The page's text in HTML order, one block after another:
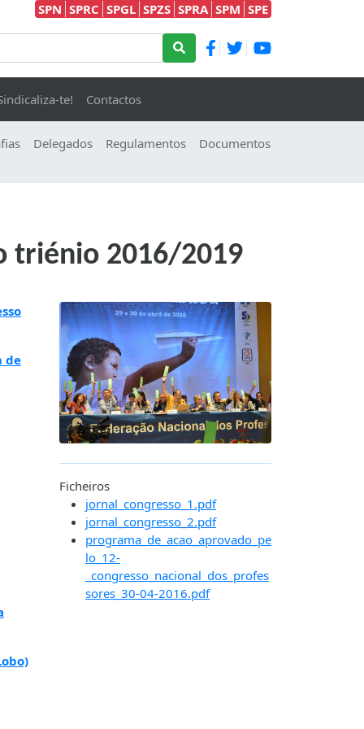
SPN SPRC SPGL SPZS SPRA SPM SPE
te! Contactos
Delegados Regulamentos Documentos
triénio 2016/2019
de
Ficheiros
jornal_congresso_1.pdf
jornal_congresso_2.pdf
programa_de_acao_aprovado_pe
lo_12-
_congresso_nacional_dos_profes
sores_30-04-2016.pdf